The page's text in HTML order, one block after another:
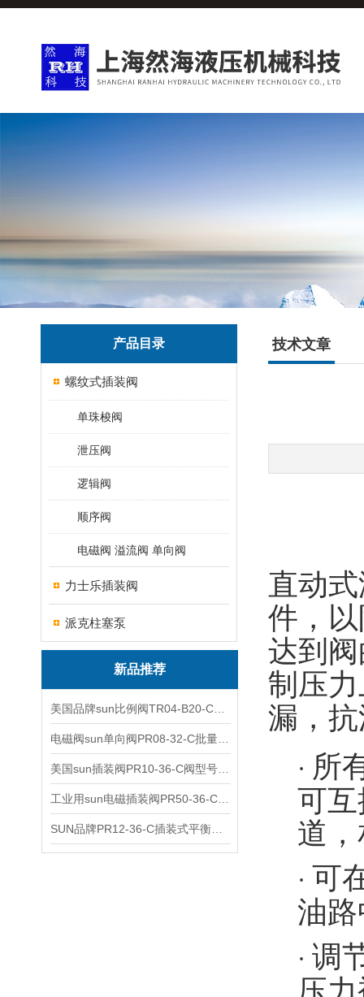
产品目录
螺纹式插装阀
单珠梭阀
泄压阀
逻辑阀
顺序阀
电磁阀 溢流阀 单向阀
力士乐插装阀
派克柱塞泵
新品推荐
技术文章
直动
件，
达到
制压
漏，
· 所
可
道
· 可
油
· 调